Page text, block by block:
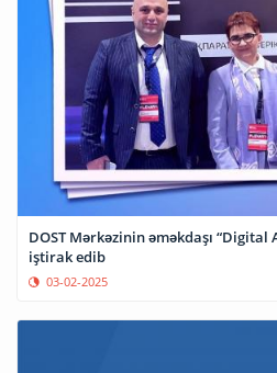
DOST Mərkəzinin əməkdaşı
iştirak edib
03-02-2025